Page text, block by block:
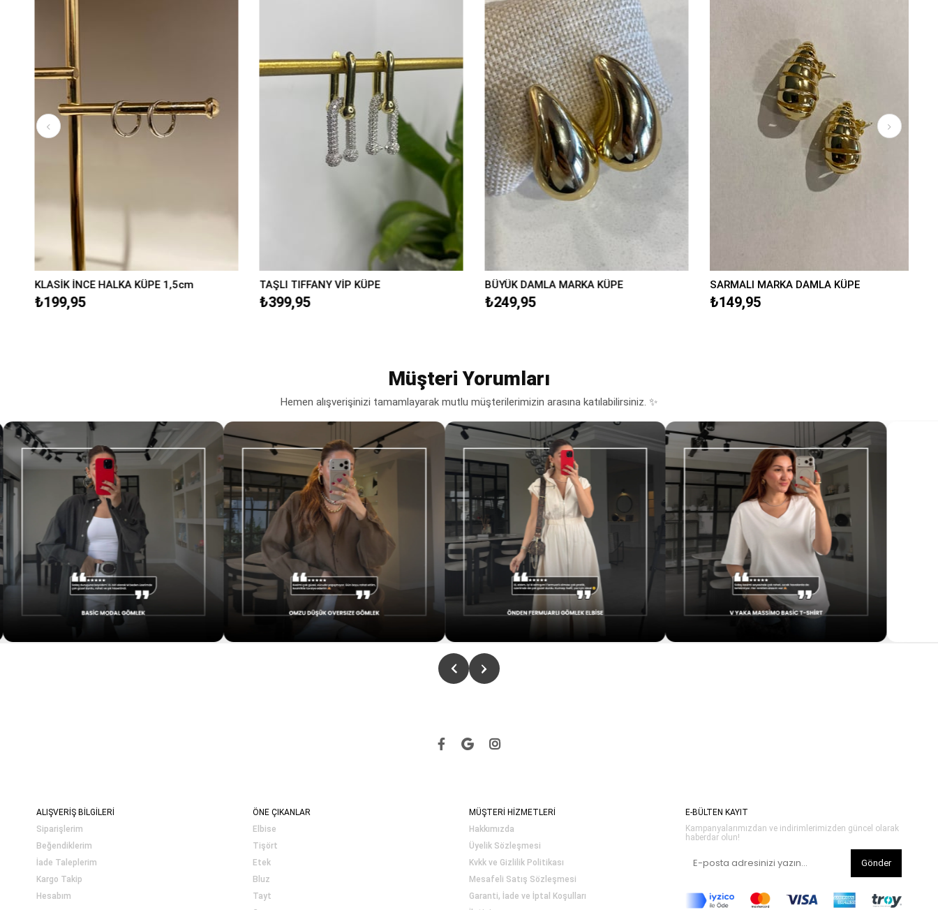
KLASİK İNCE HALKA KÜPE 1,5cm
₺199,95
TAŞLI TIFFANY VİP KÜPE
₺399,95
BÜYÜK DAMLA MARKA KÜPE
₺249,95
SARMALI MARKA DAMLA KÜPE
₺149,95
Müşteri Yorumları
Hemen alışverişinizi tamamlayarak mutlu müşterilerimizin arasına katılabilirsiniz. ✨
ALIŞVERİŞ BİLGİLERİ
Siparişlerim
Beğendiklerim
İade Taleplerim
Kargo Takip
Hesabım
ÖNE ÇIKANLAR
Elbise
Tişört
Etek
Bluz
Tayt
MÜŞTERİ HİZMETLERİ
Hakkımızda
Üyelik Sözleşmesi
Kvkk ve Gizlilik Politikası
Mesafeli Satış Sözleşmesi
Garanti, İade ve İptal Koşulları
E-BÜLTEN KAYIT
Kampanyalarımızdan ve indirimlerimizden güncel olarak
haberdar olun!
Gönder